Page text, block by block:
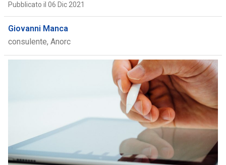
Pubblicato il 06 Dic 2021
Giovanni Manca
consulente, Anorc